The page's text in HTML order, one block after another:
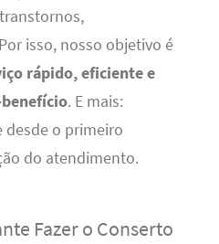
isso, nosso objetivo é
rápido, eficiente e
. E mais:
o primeiro
do atendimento.
Fazer o Conserto